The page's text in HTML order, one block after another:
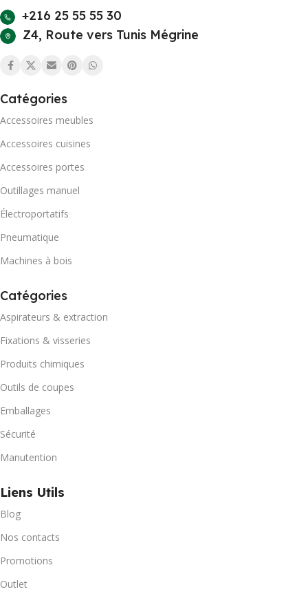
+216 25 55 55 30
Z4, Route vers Tunis Mégrine
Catégories
Accessoires meubles
Accessoires cuisines
Accessoires portes
Outillages manuel
Électroportatifs
Pneumatique
Machines à bois
Catégories
Aspirateurs & extraction
Fixations & visseries
Produits chimiques
Outils de coupes
Emballages
Sécurité
Manutention
Liens Utils
Blog
Nos contacts
Promotions
Outlet